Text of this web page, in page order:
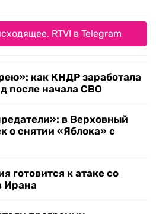
RTVI в Telegram
как КНДР заработала
после начала СВО
в Верховный
о снятии «Яблока» с
готовится к атаке со
Ирана